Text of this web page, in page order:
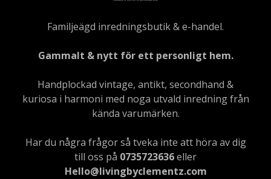
Familjeägd inredningsbutik & e-handel.
Gammalt & nytt för ett personligt hem.
Handplockad vintage, antikt, secondhand &
kuriosa i harmoni med noga utvald inredning från
kända varumärken.
Har du några frågor så tveka inte att höra av dig
till oss på 0735723636eller
Hello@livingbyclementz.com